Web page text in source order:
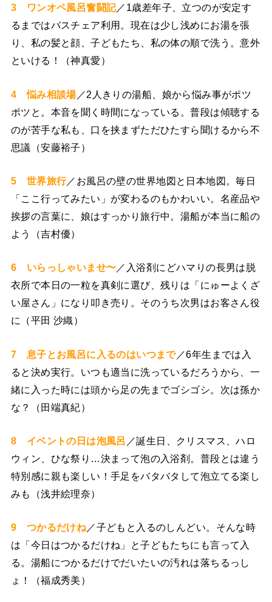
3 ワンオペ風呂奮闘記／1歳差年子、立つのが安定す
るまではバスチェア利用。現在は少し浅めにお湯を張
り、私の髪と顔、子どもたち、私の体の順で洗う。意外
といける！（神真愛）
4 悩み相談場／2人きりの湯船、娘から悩み事がポツ
ポツと。本音を聞く時間になっている。普段は傾聴する
のが苦手な私も、口を挟まずただひたすら聞けるから不
思議（安藤裕子）
5 世界旅行／お風呂の壁の世界地図と日本地図。毎日
「ここ行ってみたい」が変わるのもかわいい。名産品や
挨拶の言葉に、娘はすっかり旅行中。湯船が本当に船の
よう（吉村優）
6 いらっしゃいませ〜／入浴剤にどハマりの長男は脱
衣所で本日の一粒を真剣に選び、残りは「にゅーよくざ
い屋さん」になり叩き売り。そのうち次男はお客さん役
に（平田 沙織）
7 息子とお風呂に入るのはいつまで／6年生までは入
ると決め実行。いつも適当に洗っているだろうから、一
緒に入った時には頭から足の先までゴシゴシ。次は孫か
な？（田端真紀）
8 イベントの日は泡風呂 ／誕生日、クリスマス、ハロ
ウィン、ひな祭り…決まって泡の入浴剤。普段とは違う
特別感に親も楽しい！手足をバタバタして泡立てる楽し
みも（浅井絵理奈）
9 つかるだけね／子どもと入るのしんどい。そんな時
は「今日はつかるだけね」と子どもたちにも言って入
る。湯船につかるだけでだいたいの汚れは落ちるっし
ょ！（福成秀美）